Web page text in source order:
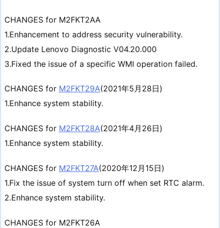
CHANGES for M2FKT2AA
1.Enhancement to address security vulnerability.
2.Update Lenovo Diagnostic V04.20.000
3.Fixed the issue of a specific WMI operation failed.
CHANGES for M2FKT29A(2021年5月28日)
1.Enhance system stability.
CHANGES for M2FKT28A(2021年4月26日)
1.Enhance system stability.
CHANGES for M2FKT27A(2020年12月15日)
1.Fix the issue of system turn off when set RTC alarm.
2.Enhance system stability.
CHANGES for M2FKT26A